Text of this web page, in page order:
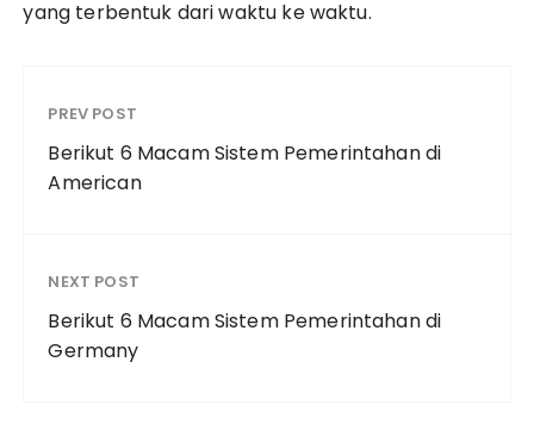
yang terbentuk dari waktu ke waktu.
PREV POST
Berikut 6 Macam Sistem Pemerintahan di
American
NEXT POST
Berikut 6 Macam Sistem Pemerintahan di
Germany